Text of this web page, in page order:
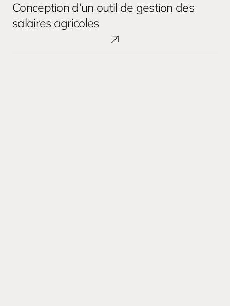
dédié
secteur
jeu
d’un
outil
des
Conception d’un outil de gestion des
salaires agricoles